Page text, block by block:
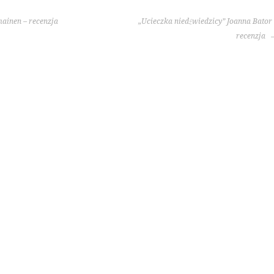
– recenzja
„Ucieczka niedźwiedzicy” Joanna Bator
recenzja